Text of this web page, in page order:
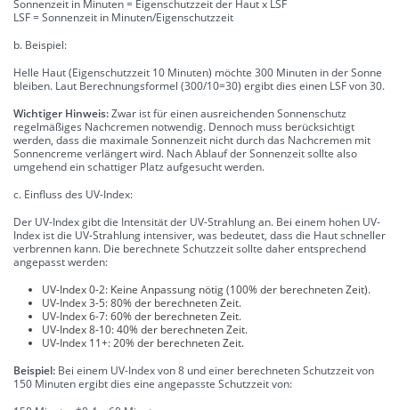
Sonnenzeit in Minuten = Eigenschutzzeit der Haut x LSF
LSF = Sonnenzeit in Minuten/Eigenschutzzeit
b. Beispiel:
Helle Haut (Eigenschutzzeit 10 Minuten) möchte 300 Minuten in der Sonne
bleiben. Laut Berechnungsformel (300/10=30) ergibt dies einen LSF von 30.
Wichtiger Hinweis:Zwar ist für einen ausreichenden Sonnenschutz
regelmäßiges Nachcremen notwendig. Dennoch muss berücksichtigt
werden, dass die maximale Sonnenzeit nicht durch das Nachcremen mit
Sonnencreme verlängert wird. Nach Ablauf der Sonnenzeit sollte also
umgehend ein schattiger Platz aufgesucht werden.
c. Einfluss des UV-Index:
Der UV-Index gibt die Intensität der UV-Strahlung an. Bei einem hohen UV-
Index ist die UV-Strahlung intensiver, was bedeutet, dass die Haut schneller
verbrennen kann. Die berechnete Schutzzeit sollte daher entsprechend
angepasst werden:
UV-Index 0-2: Keine Anpassung nötig (100% der berechneten Zeit).
UV-Index 3-5: 80% der berechneten Zeit.
UV-Index 6-7: 60% der berechneten Zeit.
UV-Index 8-10: 40% der berechneten Zeit.
UV-Index 11+: 20% der berechneten Zeit.
Beispiel: Bei einem UV-Index von 8 und einer berechneten Schutzzeit von
150 Minuten ergibt dies eine angepasste Schutzzeit von: